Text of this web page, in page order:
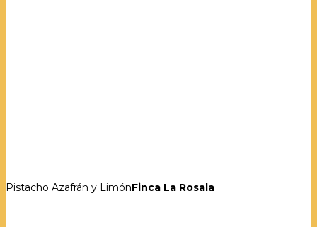
Pistacho Azafrán y LimónFinca La Rosala